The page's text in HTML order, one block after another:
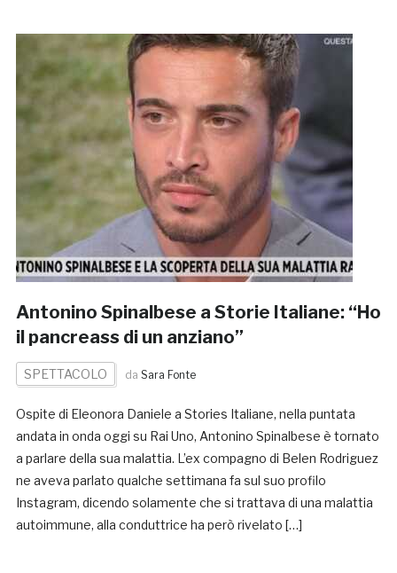
Antonino Spinalbese a Storie Italiane: “Ho
il pancreass di un anziano”
SPETTACOLO da Sara Fonte
Ospite di Eleonora Daniele a Stories Italiane, nella puntata
andata in onda oggi su Rai Uno, Antonino Spinalbese è tornato
a parlare della sua malattia. L’ex compagno di Belen Rodriguez
ne aveva parlato qualche settimana fa sul suo profilo
Instagram, dicendo solamente che si trattava di una malattia
autoimmune, alla conduttrice ha però rivelato […]